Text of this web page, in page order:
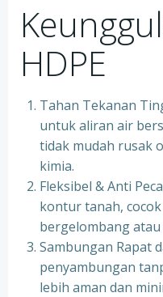
HDPE
Tahan Tekanan
untuk aliran air
tidak mudah rusak
kimia.
Fleksibel & Anti
kontur tanah,
bergelombang
Sambungan Rapat
penyambungan
lebih aman dan